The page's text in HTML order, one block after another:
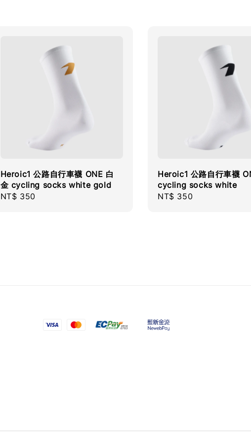
Heroic1 公路自行車襪 ONE 白
金 cycling socks white gold
Regular
NT$ 350
Heroic1 公路自行車襪
cycling socks white
Regular
NT$ 350